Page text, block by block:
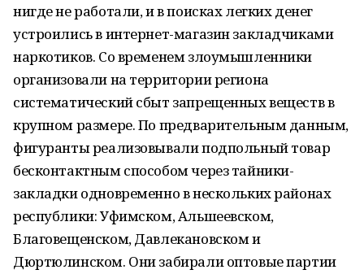
нигде не работали, и в поисках легких денег
устроились в интернет-магазин закладчиками
наркотиков. Со временем злоумышленники
организовали на территории региона
систематический сбыт запрещенных веществ в
крупном размере. По предварительным данным,
фигуранты реализовывали подпольный товар
бесконтактным способом через тайники-
закладки одновременно в нескольких районах
республики: Уфимском, Альшеевском,
Благовещенском, Давлекановском и
Дюртюлинском. Они забирали оптовые партии